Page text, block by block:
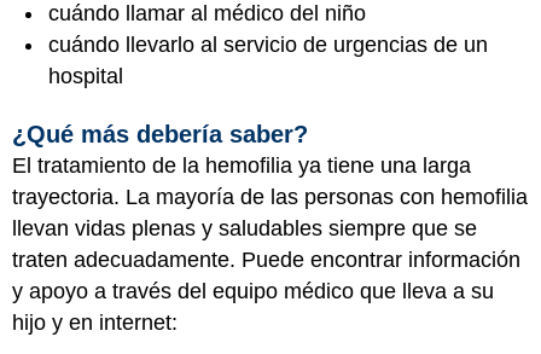
cuándo llamar al médico del niño
cuándo llevarlo al servicio de urgencias de un
hospital
¿Qué más debería saber?
El tratamiento de la hemofilia ya tiene una larga
trayectoria. La mayoría de las personas con hemofilia
llevan vidas plenas y saludables siempre que se
traten adecuadamente. Puede encontrar información
y apoyo a través del equipo médico que lleva a su
hijo y en internet: